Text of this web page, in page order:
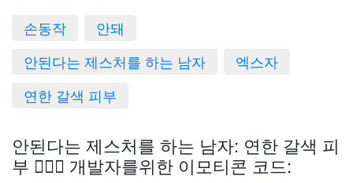
손동작
안돼
안된다는 제스처를 하는 남자
엑스자
연한 갈색 피부
안된다는 제스처를 하는 남자: 연한 갈색 피
부 🙅🏼‍♂️ 개발자를위한 이모티콘 코드: